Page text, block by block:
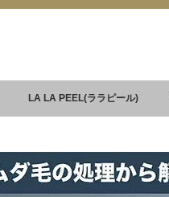
LA LA PEEL(ララピール)